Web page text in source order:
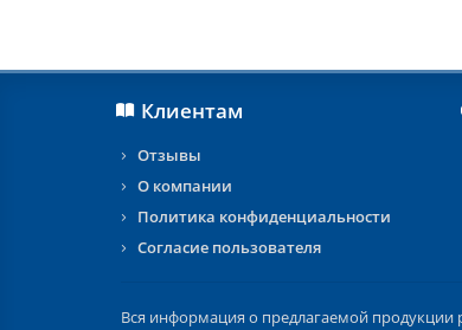
Клиентам
Отзывы
О компании
Политика конфиденциальности
Согласие пользователя
Вся информация о предлагаемой продукции